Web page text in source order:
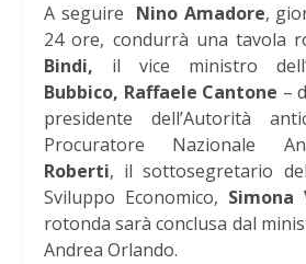
A seguire Nino Amadore,
24 ore, condurrà una tavola
Bindi, il vice ministro
Bubbico, Raffaele Cantone –
presidente dell’Autorità
Procuratore Nazionale
Roberti, il sottosegretario
Sviluppo Economico, Simona
rotonda sarà conclusa dal
Andrea Orlando.